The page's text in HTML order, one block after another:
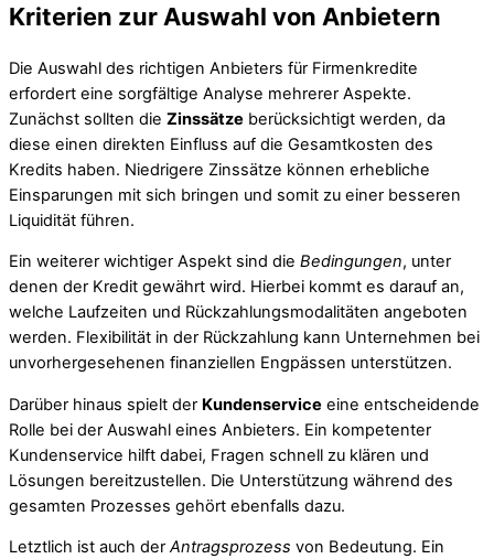
Kriterien zur Auswahl von Anbietern
Die Auswahl des richtigen Anbieters für Firmenkredite
erfordert eine sorgfältige Analyse mehrerer Aspekte.
Zunächst sollten die Zinssätze berücksichtigt werden, da
diese einen direkten Einfluss auf die Gesamtkosten des
Kredits haben. Niedrigere Zinssätze können erhebliche
Einsparungen mit sich bringen und somit zu einer besseren
Liquidität führen.
Ein weiterer wichtiger Aspekt sind die Bedingungen, unter
denen der Kredit gewährt wird. Hierbei kommt es darauf an,
welche Laufzeiten und Rückzahlungsmodalitäten angeboten
werden. Flexibilität in der Rückzahlung kann Unternehmen bei
unvorhergesehenen finanziellen Engpässen unterstützen.
Darüber hinaus spielt der Kundenservice eine entscheidende
Rolle bei der Auswahl eines Anbieters. Ein kompetenter
Kundenservice hilft dabei, Fragen schnell zu klären und
Lösungen bereitzustellen. Die Unterstützung während des
gesamten Prozesses gehört ebenfalls dazu.
Letztlich ist auch der Antragsprozess von Bedeutung. Ein